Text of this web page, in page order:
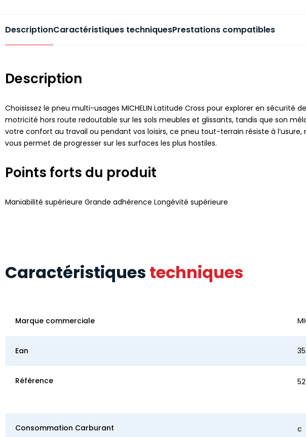
DescriptionCaractéristiques techniquesPrestations compatibles
Description
Choisissez le pneu multi-usages MICHELIN Latitude Cross pour explorer en
motricité hors route redoutable sur les sols meubles et glissants, tandis que son
votre confort au travail ou pendant vos loisirs, ce pneu tout-terrain résiste à
vous permet de progresser sur les surfaces les plus hostiles.
Points forts du produit
Maniabilité supérieure Grande adhérence Longévité supérieure
Caractéristiques techniques
Marque commerciale
Ean
Référence
Consommation Carburant c